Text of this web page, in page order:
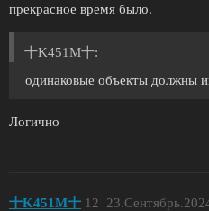
прекрасное время было.
十K451M十:
одинаковые объекты должны
Логично
十K451M十 12